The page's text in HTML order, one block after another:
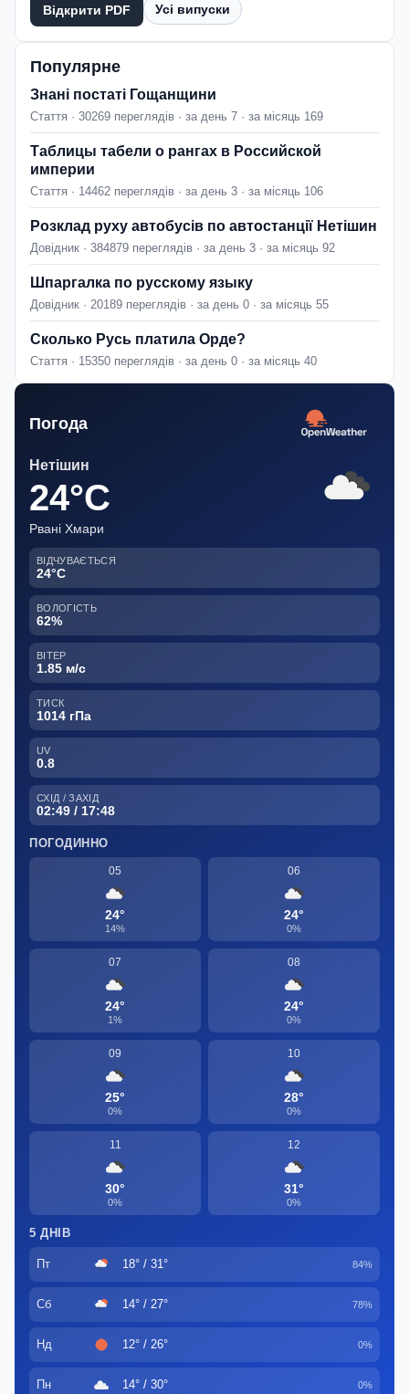
Відкрити PDF Усі випуски
Популярне
Знані постаті Гощанщини
Стаття · 30269 переглядів · за день 7 · за місяць 169
Таблицы табели о рангах в Российской
империи
Стаття · 14462 переглядів · за день 3 · за місяць 106
Розклад руху автобусів по автостанції Нетішин
Довідник · 384879 переглядів · за день 3 · за місяць 92
Шпаргалка по русскому языку
Довідник · 20189 переглядів · за день 0 · за місяць 55
Сколько Русь платила Орде?
Стаття · 15350 переглядів · за день 0 · за місяць 40
Погода
Нетішин
24°C
Рвані Хмари
ВІДЧУВАЄТЬСЯ
24°C
ВОЛОГІСТЬ
62%
ВІТЕР
1.85 м/с
ТИСК
1014 гПа
UV
0.8
СХІД / ЗАХІД
02:49 / 17:48
ПОГОДИННО
05
24°
14%
06
24°
0%
07
24°
1%
08
24°
0%
09
25°
0%
10
28°
0%
11
30°
0%
12
31°
0%
5 ДНІВ
Пт 18° / 31° 84%
Сб 14° / 27° 78%
Нд 12° / 26° 0%
Пн 14° / 30° 0%